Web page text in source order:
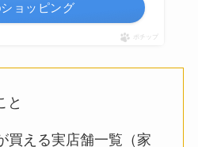
ョッピング
ポチップ
と
買える実店舗一覧（家